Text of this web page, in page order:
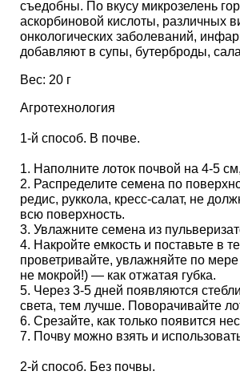
съедобны. По вкусу микрозелень
аскорбиновой кислоты, различных
онкологических заболеваний,
добавляют в супы, бутерброды,
Вес: 20 г
Агротехнология
1-й способ. В почве.
1. Наполните лоток почвой на 4-5
2. Распределите семена по
редис, руккола, кресс-салат, не
всю поверхность.
3. Увлажните семена из
4. Накройте емкость и поставьте в
проветривайте, увлажняйте по
не мокрой!) — как отжатая губка.
5. Через 3-5 дней появляются
света, тем лучше. Поворачивайте
6. Срезайте, как только появится
7. Почву можно взять и
2-й способ. Без почвы.